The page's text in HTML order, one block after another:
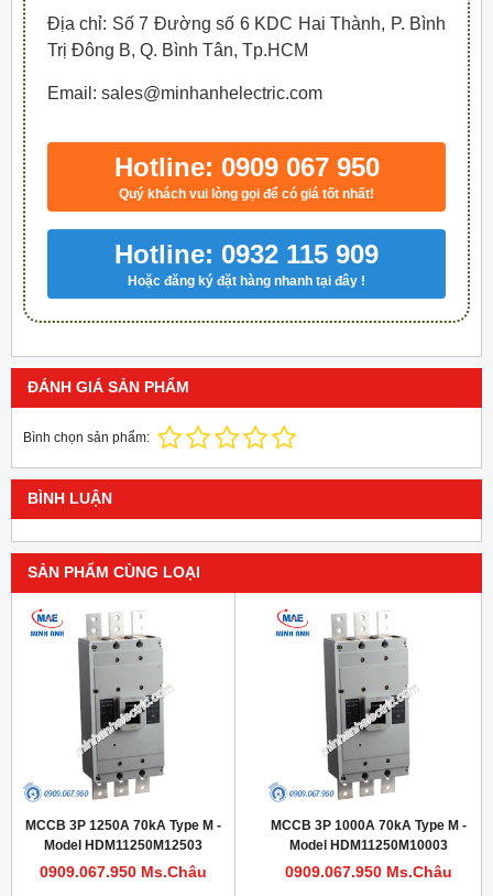
Địa chỉ: Số 7 Đường số 6 KDC Hai Thành, P. Bình
Trị Đông B, Q. Bình Tân, Tp.HCM
Email: sales@minhanhelectric.com
Hotline: 0909 067 950
Quý khách vui lòng gọi để có giá tốt nhất!
Hotline: 0932 115 909
Hoặc đăng ký đặt hàng nhanh tại đây !
ĐÁNH GIÁ SẢN PHẨM
Bình chọn sản phẩm:
BÌNH LUẬN
SẢN PHẨM CÙNG LOẠI
MCCB 3P 1250A 70kA Type M -
Model HDM11250M12503
0909.067.950 Ms.Châu
MCCB 3P 1000A 70kA Type M -
Model HDM11250M10003
0909.067.950 Ms.Châu